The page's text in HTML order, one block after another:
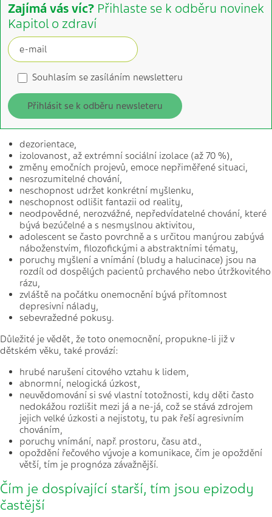
Zajímá vás víc? Přihlaste se k odběru novinek
Kapitol o zdraví
Souhlasím se zasíláním newsletteru
Přihlásit se k odběru newsleteru
dezorientace,
izolovanost, až extrémní sociální izolace (až 70 %),
změny emočních projevů, emoce nepřiměřené situaci,
nesrozumitelné chování,
neschopnost udržet konkrétní myšlenku,
neschopnost odlišit fantazii od reality,
neodpovědné, nerozvážné, nepředvídatelné chování, které
bývá bezúčelné a s nesmyslnou aktivitou,
adolescent se často povrchně a s určitou manýrou zabývá
náboženstvím, filozofickými a abstraktními tématy,
poruchy myšlení a vnímání (bludy a halucinace) jsou na
rozdíl od dospělých pacientů prchavého nebo útržkovitého
rázu,
zvláště na počátku onemocnění bývá přítomnost
depresivní nálady,
sebevražedné pokusy.
Důležité je vědět, že toto onemocnění, propukne-li již v
dětském věku, také provází:
hrubé narušení citového vztahu k lidem,
abnormní, nelogická úzkost,
neuvědomování si své vlastní totožnosti, kdy děti často
nedokážou rozlišit mezi já a ne-já, což se stává zdrojem
jejich velké úzkosti a nejistoty, tu pak řeší agresivním
chováním,
poruchy vnímání, např. prostoru, času atd.,
opoždění řečového vývoje a komunikace, čím je opoždění
větší, tím je prognóza závažnější.
Čím je dospívající starší, tím jsou epizody
častější